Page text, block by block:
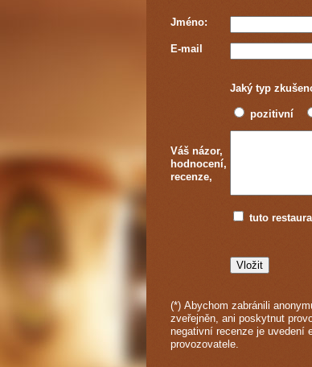
Jméno:
E-mail
Jaký typ
pozitivní
Váš názor,
hodnocení,
recenze,
tuto
(*) Abychom zabránili
zveřejněn, ani poskytnut
negativní recenze je uvedení
provozovatele.